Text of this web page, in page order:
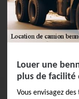
Louer une
plus de facilité
Vous envisagez